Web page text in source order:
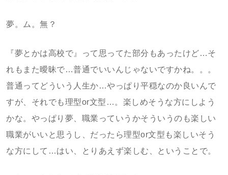
夢。ム。無？
『夢とかは高校で』って思ってた部分もあったけど…そ
れもまた曖昧で…普通でいいんじゃないですかね。。。
普通ってどういう人生か…やっぱり平穏なのか良いんで
すが、それでも理型or文型…。楽しめそうな方にしよう
かな。やっぱり夢、職業っていうかそういうのも楽しい
職業がいいと思うし、だったら理型or文型も楽しいそう
な方にして…はい、とりあえず楽しむ、ということで。